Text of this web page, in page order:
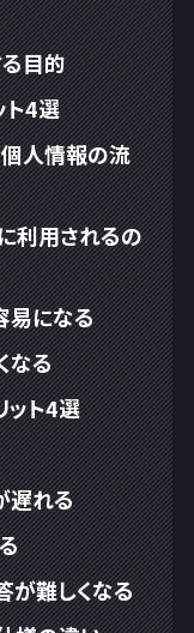
目的
4選
人情報の流
利用されるの
易になる
なる
ト4選
遅れる
が難しくなる